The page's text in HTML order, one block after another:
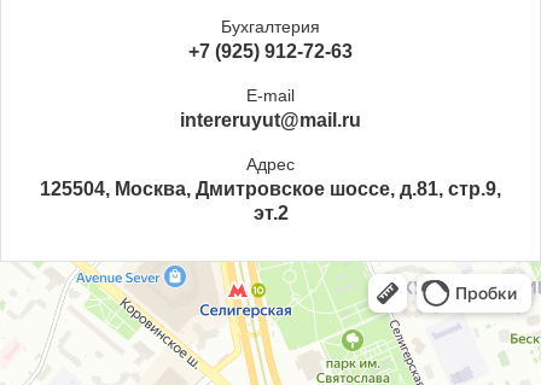
Бухгалтерия
+7 (925) 912-72-63
E-mail
intereruyut@mail.ru
Адрес
125504, Москва, Дмитровское шоссе, д.81, стр.9,
эт.2